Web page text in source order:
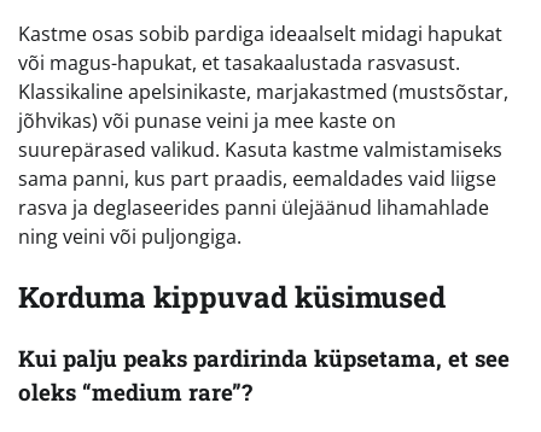
Kastme osas sobib pardiga ideaalselt midagi hapukat
või magus-hapukat, et tasakaalustada rasvasust.
Klassikaline apelsinikaste, marjakastmed (mustsõstar,
jõhvikas) või punase veini ja mee kaste on
suurepärased valikud. Kasuta kastme valmistamiseks
sama panni, kus part praadis, eemaldades vaid liigse
rasva ja deglaseerides panni ülejäänud lihamahlade
ning veini või puljongiga.
Korduma kippuvad küsimused
Kui palju peaks pardirinda küpsetama, et see
oleks “medium rare”?